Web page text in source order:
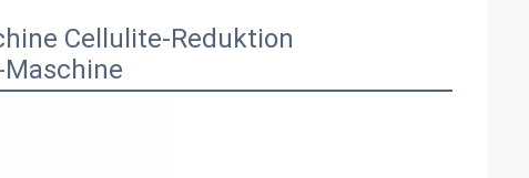
Cellulite-Reduktion